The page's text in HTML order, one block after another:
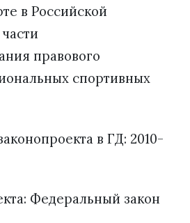
в Российской
правового
спортивных
в ГД: 2010-
Федеральный закон